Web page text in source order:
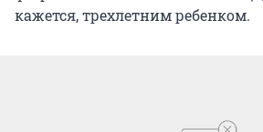
кажется, трехлетним ребенком.